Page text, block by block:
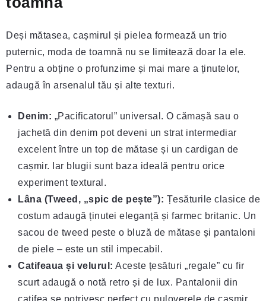
Deși mătasea, cașmirul și pielea formează un trio
puternic, moda de toamnă nu se limitează doar la ele.
Pentru a obține o profunzime și mai mare a ținutelor,
adaugă în arsenalul tău și alte texturi.
Denim: „Pacificatorul” universal. O cămașă sau o
jachetă din denim pot deveni un strat intermediar
excelent între un top de mătase și un cardigan de
cașmir. Iar blugii sunt baza ideală pentru orice
experiment textural.
Lâna (Tweed, „spic de pește”): Țesăturile clasice de
costum adaugă ținutei eleganță și farmec britanic. Un
sacou de tweed peste o bluză de mătase și pantaloni
de piele – este un stil impecabil.
Catifeaua și velurul: Aceste țesături „regale” cu fir
scurt adaugă o notă retro și de lux. Pantalonii din
catifea se potrivesc perfect cu puloverele de cașmir,